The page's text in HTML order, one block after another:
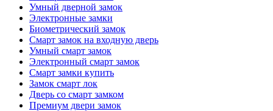
Умный дверной замок
Электронные замки
Биометрический замок
Смарт замок на входную дверь
Умный смарт замок
Электронный смарт замок
Смарт замки купить
Замок смарт лок
Дверь со смарт замком
Премиум двери замок